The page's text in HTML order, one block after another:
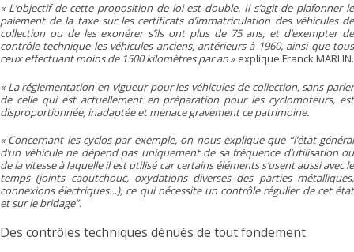
« L’objectif de cette proposition de loi est double. Il s’agit de plafonner le
paiement de la taxe sur les certificats d’immatriculation des véhicules de
collection ou de les exonérer s’ils ont plus de 75 ans, et d’exempter de
contrôle technique les véhicules anciens, antérieurs à 1960, ainsi que tous
ceux effectuant moins de 1500 kilomètres par an» explique Franck MARLIN.
« La réglementation en vigueur pour les véhicules de collection, sans parler
de celle qui est actuellement en préparation pour les cyclomoteurs, est
disproportionnée, inadaptée et menace gravement ce patrimoine.
« Concernant les cyclos par exemple, on nous explique que “l’état général
d’un véhicule ne dépend pas uniquement de sa fréquence d’utilisation ou
de la vitesse à laquelle il est utilisé car certains éléments s’usent aussi avec le
temps (joints caoutchouc, oxydations diverses des parties métalliques,
connexions électriques…), ce qui nécessite un contrôle régulier de cet état
et sur le bridage”.
Des contrôles techniques dénués de tout fondement